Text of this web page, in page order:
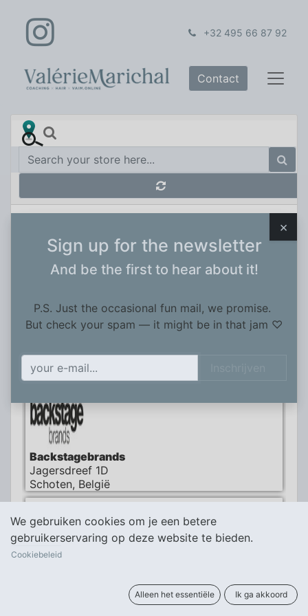
+32 495 66 87 92
Contact
Distributor Near You
Dorp-Oost 21/005
Lochristi, België
Backstagebrands
Jagersdreef 1D
Schoten, België
Rue aux Gâdes 22, Ath, België
×
Sign up for the newsletter
And be the first to hear about it!
P.S. Just the occasional fun mail, we promise.
But check your spam — it might be in that jam ♡​
We gebruiken cookies om je een betere
gebruikerservaring op deze website te bieden.
Cookiebeleid
Alleen het essentiële Ik ga akkoord